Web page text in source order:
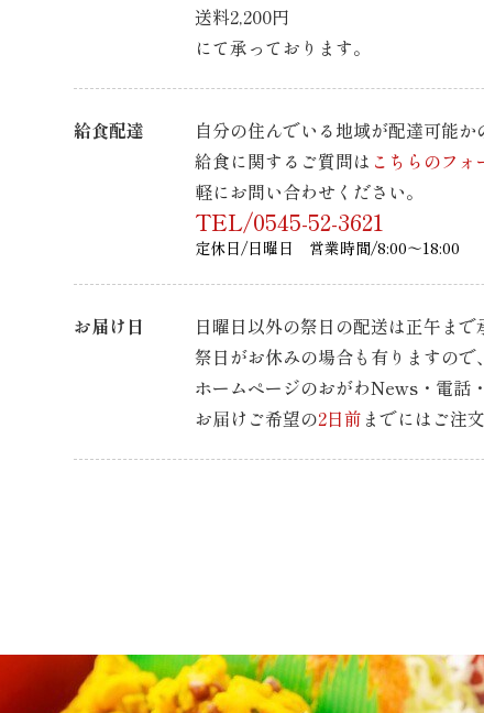
送料2,200円
にて承っております。
給食配達
自分の住んでいる地域が配達可能か
給食に関するご質問は こちらのフォ
軽にお問い合わせください。
TEL/0545-52-3621
定休日/日曜日 営業時間/8:00～18:00
お届け日
日曜日以外の祭日の配送は正午まで
祭日がお休みの場合も有りますので、
ホームページのおがわNews・電話
お届けご希望の2日前 までには ご注